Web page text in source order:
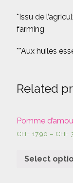
*Issu de
farming
**Aux huiles
Related
Pomme
CHF 17.90 – CHF
Select